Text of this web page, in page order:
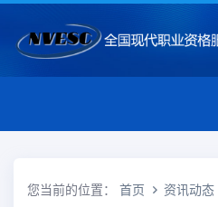
您当前的位置： 首页 资讯动态